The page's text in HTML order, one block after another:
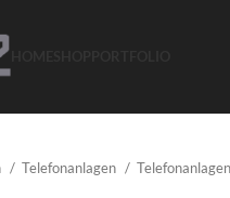
Telefonanlagen